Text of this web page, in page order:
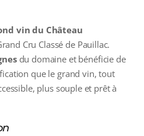
vin du Château
Cru Classé de Pauillac.
du domaine et bénéficie de
que le grand vin, tout
plus souple et prêt à